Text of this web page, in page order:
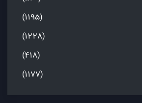
(1195)
(1228)
(418)
(1177)